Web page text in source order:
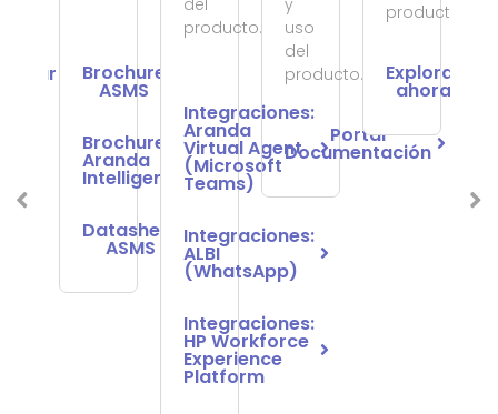
Brochure
ASMS
Brochure
Aranda
Intelligence
Datasheet
ASMS
producto.
Integraciones:
Aranda
Virtual Agent
(Microsoft
Teams)
Integraciones:
ALBI
(WhatsApp)
Integraciones:
HP Workforce
Experience
Platform
uso
del
producto.
Portal
Documentación
producto.
Explorar
ahora